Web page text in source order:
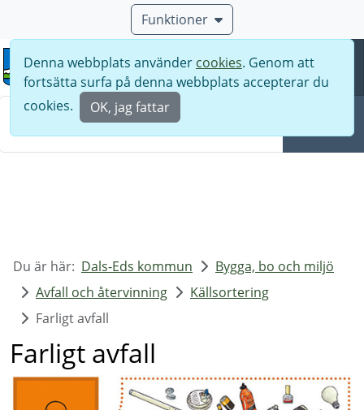
Funktioner
Meny
Denna webbplats använder cookies. Genom att
fortsätta surfa på denna webbplats accepterar du
cookies.
OK, jag fattar
Du är här: Dals-Eds kommun
Bygga, bo och miljö
Avfall och återvinning
Källsortering
Farligt avfall
Farligt avfall